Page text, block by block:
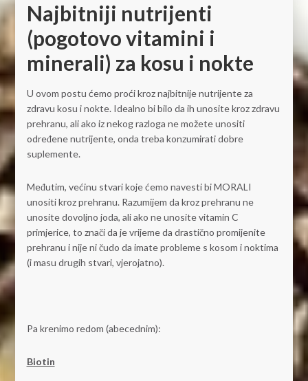
Najbitniji nutrijenti
(pogotovo vitamini i
minerali) za kosu i nokte
U ovom postu ćemo proći kroz najbitnije nutrijente za
zdravu kosu i nokte. Idealno bi bilo da ih unosite kroz zdravu
prehranu, ali ako iz nekog razloga ne možete unositi
određene nutrijente, onda treba konzumirati dobre
suplemente.
Međutim, većinu stvari koje ćemo navesti bi MORALI
unositi kroz prehranu. Razumijem da kroz prehranu ne
unosite dovoljno joda, ali ako ne unosite vitamin C
primjerice, to znači da je vrijeme da drastično promijenite
prehranu i nije ni čudo da imate probleme s kosom i noktima
(i masu drugih stvari, vjerojatno).
Pa krenimo redom (abecednim):
Biotin